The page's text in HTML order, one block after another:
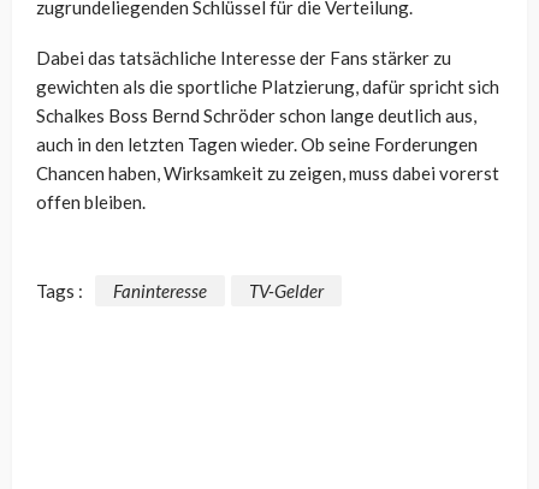
zugrundeliegenden Schlüssel für die Verteilung.
Dabei das tatsächliche Interesse der Fans stärker zu
gewichten als die sportliche Platzierung, dafür spricht sich
Schalkes Boss Bernd Schröder schon lange deutlich aus,
auch in den letzten Tagen wieder. Ob seine Forderungen
Chancen haben, Wirksamkeit zu zeigen, muss dabei vorerst
offen bleiben.
Tags : Faninteresse TV-Gelder